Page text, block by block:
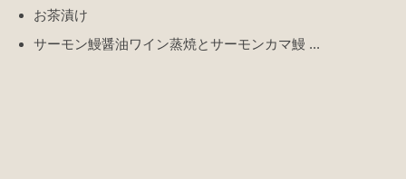
お茶漬け
サーモン鰻醤油ワイン蒸焼とサーモンカマ鰻 ...